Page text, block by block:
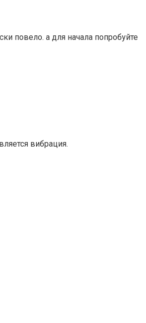
повело. а для начала попробуйте
вибрация.